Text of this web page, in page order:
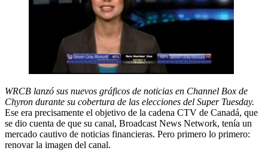
WRCB lanzó sus nuevos gráficos de noticias en Channel Box de
Chyron durante su cobertura de las elecciones del Super Tuesday.
Ese era precisamente el objetivo de la cadena CTV de Canadá, que
se dio cuenta de que su canal, Broadcast News Network, tenía un
mercado cautivo de noticias financieras. Pero primero lo primero:
renovar la imagen del canal.